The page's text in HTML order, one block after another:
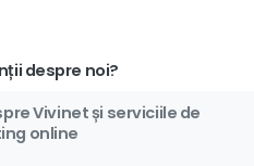
despre noi?
Vivinetși serviciile de
online